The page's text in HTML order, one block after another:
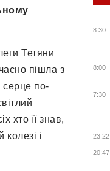
Тетяни
пішла з
серце по-
хто її знав,
і
8:30
8:00
7:30
23:22
20:47